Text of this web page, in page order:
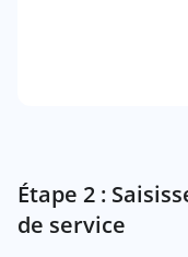
Étape 2 :
de service